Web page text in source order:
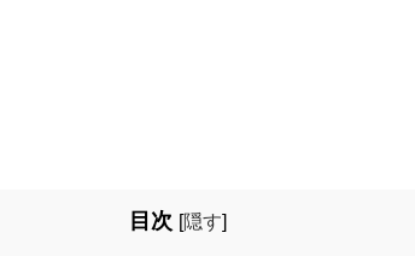
目次 [隠す]